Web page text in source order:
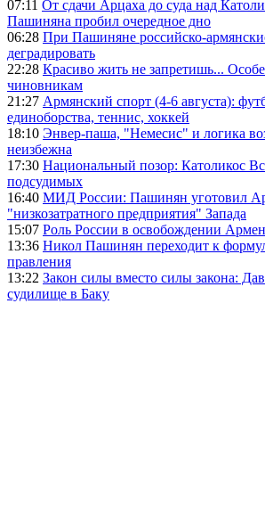
07:11 От сдачи Арцаха до суда над
Пашиняна пробил очередное дно
06:28 При Пашиняне российско-
деградировать
22:28 Красиво жить не запретишь...
чиновникам
21:27 Армянский спорт (4-6 августа):
единоборства, теннис, хоккей
18:10 Энвер-паша, "Немесис" и логика
неизбежна
17:30 Национальный позор: Католикос
подсудимых
16:40 МИД России: Пашинян уготовил
"низкозатратного предприятия" Запада
15:07 Роль России в освобождении
13:36 Никол Пашинян переходит к
правления
13:22 Закон силы вместо силы закона:
судилище в Баку